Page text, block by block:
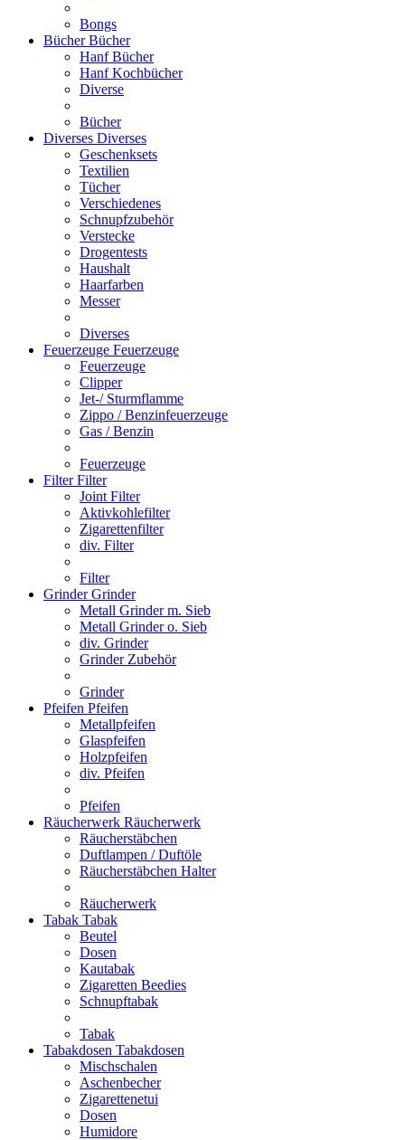
Bongs
BücherBücher
Hanf Bücher
Hanf Kochbücher
Diverse
Bücher
Diverses Diverses
Geschenksets
Textilien
Tücher
Verschiedenes
Schnupfzubehör
Verstecke
Drogentests
Haushalt
Haarfarben
Messer
Diverses
Feuerzeuge Feuerzeuge
Feuerzeuge
Clipper
Jet-/ Sturmflamme
Zippo / Benzinfeuerzeuge
Gas / Benzin
Feuerzeuge
FilterFilter
Joint Filter
Aktivkohlefilter
Zigarettenfilter
div. Filter
Filter
GrinderGrinder
Metall Grinder m. Sieb
Metall Grinder o. Sieb
div. Grinder
Grinder Zubehör
Grinder
Pfeifen Pfeifen
Metallpfeifen
Glaspfeifen
Holzpfeifen
div. Pfeifen
Pfeifen
Räucherwerk Räucherwerk
Räucherstäbchen
Duftlampen / Duftöle
Räucherstäbchen Halter
Räucherwerk
Tabak Tabak
Beutel
Dosen
Kautabak
Zigaretten Beedies
Schnupftabak
Tabak
Tabakdosen Tabakdosen
Mischschalen
Aschenbecher
Zigarettenetui
Dosen
Humidore